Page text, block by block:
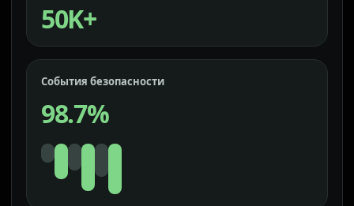
50K+
События безопасности
98.7%